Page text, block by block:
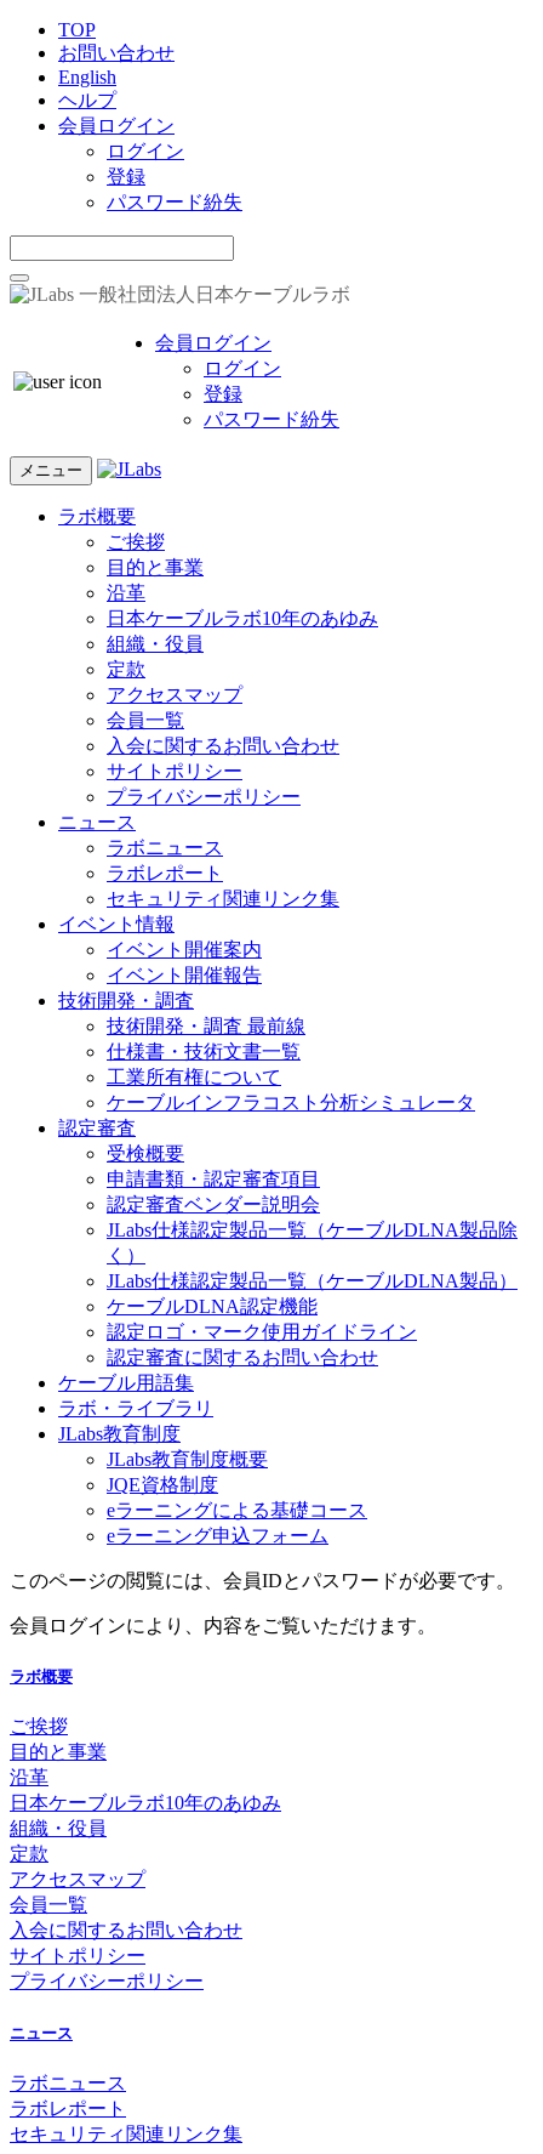
TOP
お問い合わせ
English
ヘルプ
会員ログイン
ログイン
登録
パスワード紛失
一般社団法人日本ケーブルラボ
会員ログイン
ログイン
登録
パスワード紛失
メニュー
ラボ概要
ご挨拶
目的と事業
沿革
日本ケーブルラボ10年のあゆみ
組織・役員
定款
アクセスマップ
会員一覧
入会に関するお問い合わせ
サイトポリシー
プライバシーポリシー
ニュース
ラボニュース
ラボレポート
セキュリティ関連リンク集
イベント情報
イベント開催案内
イベント開催報告
技術開発・調査
技術開発・調査 最前線
仕様書・技術文書一覧
工業所有権について
ケーブルインフラコスト分析シミュレータ
認定審査
受検概要
申請書類・認定審査項目
認定審査ベンダー説明会
JLabs仕様認定製品一覧（ケーブルDLNA製品除
く）
JLabs仕様認定製品一覧（ケーブルDLNA製品）
ケーブルDLNA認定機能
認定ロゴ・マーク使用ガイドライン
認定審査に関するお問い合わせ
ケーブル用語集
ラボ・ライブラリ
JLabs教育制度
JLabs教育制度概要
JQE資格制度
eラーニングによる基礎コース
eラーニング申込フォーム
このページの閲覧には、会員IDとパスワードが必要です。
会員ログインにより、内容をご覧いただけます。
ラボ概要
ご挨拶
目的と事業
沿革
日本ケーブルラボ10年のあゆみ
組織・役員
定款
アクセスマップ
会員一覧
入会に関するお問い合わせ
サイトポリシー
プライバシーポリシー
ニュース
ラボニュース
ラボレポート
セキュリティ関連リンク集